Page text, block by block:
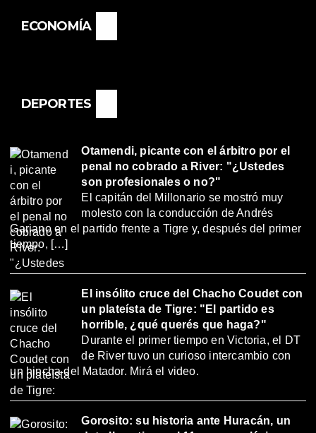
ECONOMÍA
DEPORTES
Otamendi, picante con el árbitro por el
penal no cobrado a River: "¿Ustedes
son profesionales o no?"
El capitán del Millonario se mostró muy
molesto con la conducción de Andrés
Gariano en el partido frente a Tigre y, después del primer
tiempo, […]
El insólito cruce del Chacho Coudet con
un plateísta de Tigre: "El partido es
horrible, ¿qué querés que haga?"
Durante el primer tiempo en Victoria, el DT
de River tuvo un curioso intercambio con
un hincha del Matador. Mirá el video.
Gorosito: su historia ante Huracán, un